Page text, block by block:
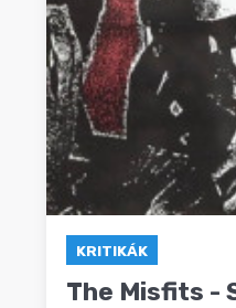
KRITIKÁK
The Misfits -